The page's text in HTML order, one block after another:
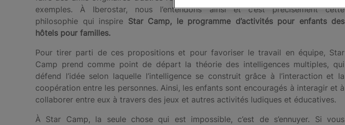
exemples. À Iberostar, nous l’entendons ainsi et c’est précisément cette
philosophie qui inspire Star Camp, le programme d’activités pour enfants des
hôtels pour familles.
Pour tirer parti de ces propositions et pour favoriser le travail en équipe, Star
Camp prend comme point de départ la théorie des intelligences multiples, qui
défend l’idée selon laquelle l’intelligence se construit grâce à l’interaction et la
coopération entre les personnes. Ainsi, les enfants sont encouragés à interagir et à
collaborer entre eux à travers des jeux et autres activités ludiques et éducatives.
À Star Camp, la seule chose qui est impossible, c’est de s’ennuyer. Si vous